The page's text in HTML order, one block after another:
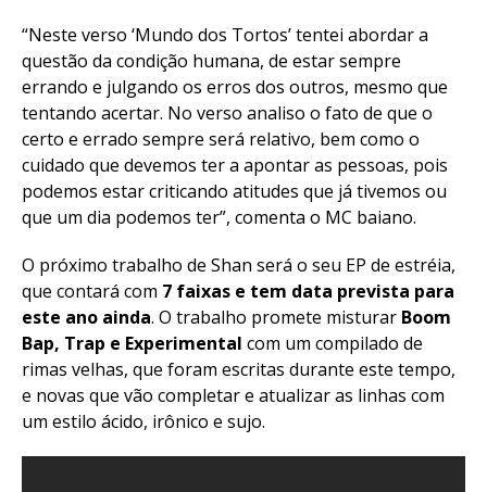
“Neste verso ‘Mundo dos Tortos’ tentei abordar a
questão da condição humana, de estar sempre
errando e julgando os erros dos outros, mesmo que
tentando acertar. No verso analiso o fato de que o
certo e errado sempre será relativo, bem como o
cuidado que devemos ter a apontar as pessoas, pois
podemos estar criticando atitudes que já tivemos ou
que um dia podemos ter”, comenta o MC baiano.
O próximo trabalho de Shan será o seu EP de estréia,
que contará com 7 faixas e tem data prevista para
este ano ainda. O trabalho promete misturar Boom
Bap, Trap e Experimental com um compilado de
rimas velhas, que foram escritas durante este tempo,
e novas que vão completar e atualizar as linhas com
um estilo ácido, irônico e sujo.